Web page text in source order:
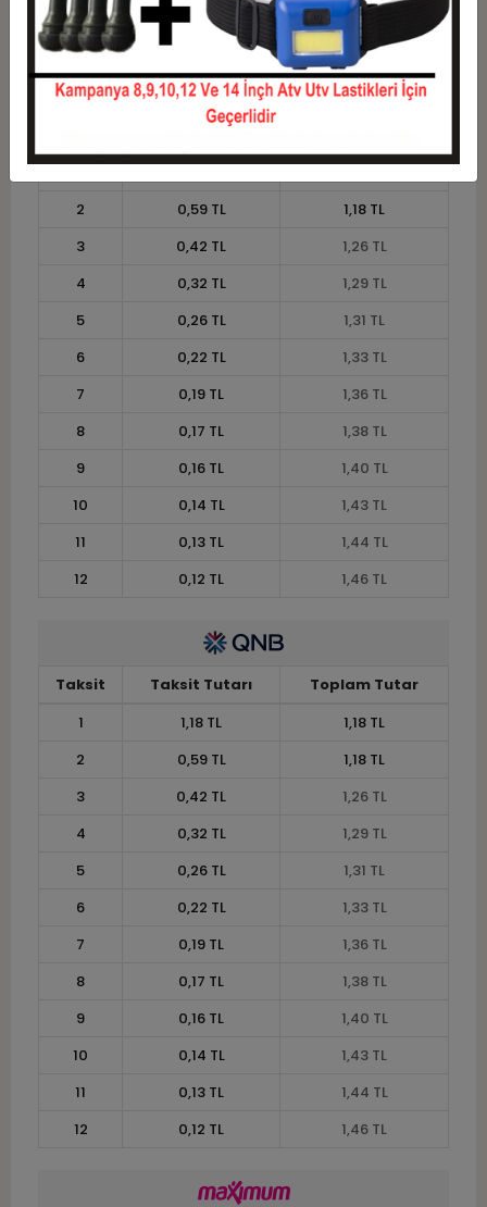
12
0,12 TL 1,46 TL
Taksit Tutarı
2
0,59 TL
1,18 TL
3
0,42 TL
1,26 TL
4
0,32 TL
1,29 TL
5
0,26 TL
1,31 TL
6
0,22 TL
1,33 TL
7
0,19 TL
1,36 TL
8
0,17 TL
1,38 TL
9
0,16 TL
1,40 TL
10
0,14 TL
1,43 TL
11
0,13 TL
1,44 TL
12
0,12 TL 1,46 TL
Taksit Taksit Tutarı
Toplam Tutar
1
1,18 TL
1,18 TL
2
0,59 TL
1,18 TL
3
0,42 TL
1,26 TL
4
0,32 TL
1,29 TL
5
0,26 TL
1,31 TL
6
0,22 TL
1,33 TL
7
0,19 TL
1,36 TL
8
0,17 TL
1,38 TL
9
0,16 TL
1,40 TL
10
0,14 TL
1,43 TL
11
0,13 TL
1,44 TL
12
0,12 TL 1,46 TL